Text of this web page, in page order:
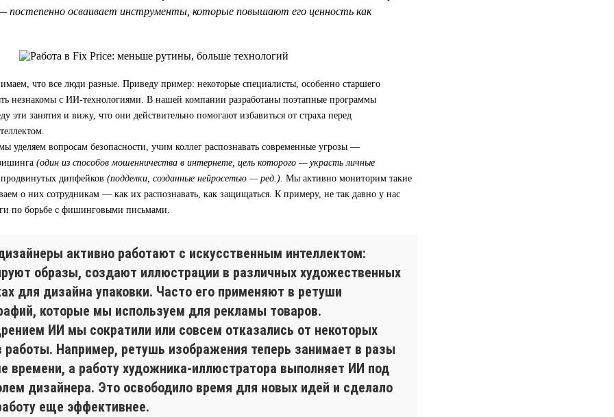
постепенно осваивает инструменты, которые повышают его ценность как
что все люди разные. Приведу пример: некоторые специалисты, особенно старшего
незнакомы с ИИ-технологиями. В нашей компании разработаны поэтапные программы
эти занятия и вижу, что они действительно помогают избавиться от страха перед
уделяем вопросам безопасности, учим коллег распознавать современные угрозы —
(один из способов мошенничества в интернете, цель которого — украсть личные
дипфейков (подделки, созданные нейросетью — ред.) . Мы активно мониторим такие
о них сотрудникам — как их распознавать, как защищаться. К примеру, не так давно у нас
по борьбе с фишинговыми письмами.
активно работают с искусственным интеллектом:
образы, создают иллюстрации в различных художественных
для дизайна упаковки. Часто его применяют в ретуши
которые мы используем для рекламы товаров.
ИИ мы сократили или совсем отказались от некоторых
работы. Например, ретушь изображения теперь занимает в разы
времени, а работу художника-иллюстратора выполняет ИИ под
дизайнера. Это освободило время для новых идей и сделало
еще эффективнее.